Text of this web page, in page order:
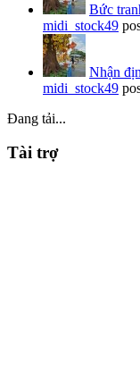
Bức
midi_stock49
Nhận
midi_stock49
Đang tải...
Tài trợ